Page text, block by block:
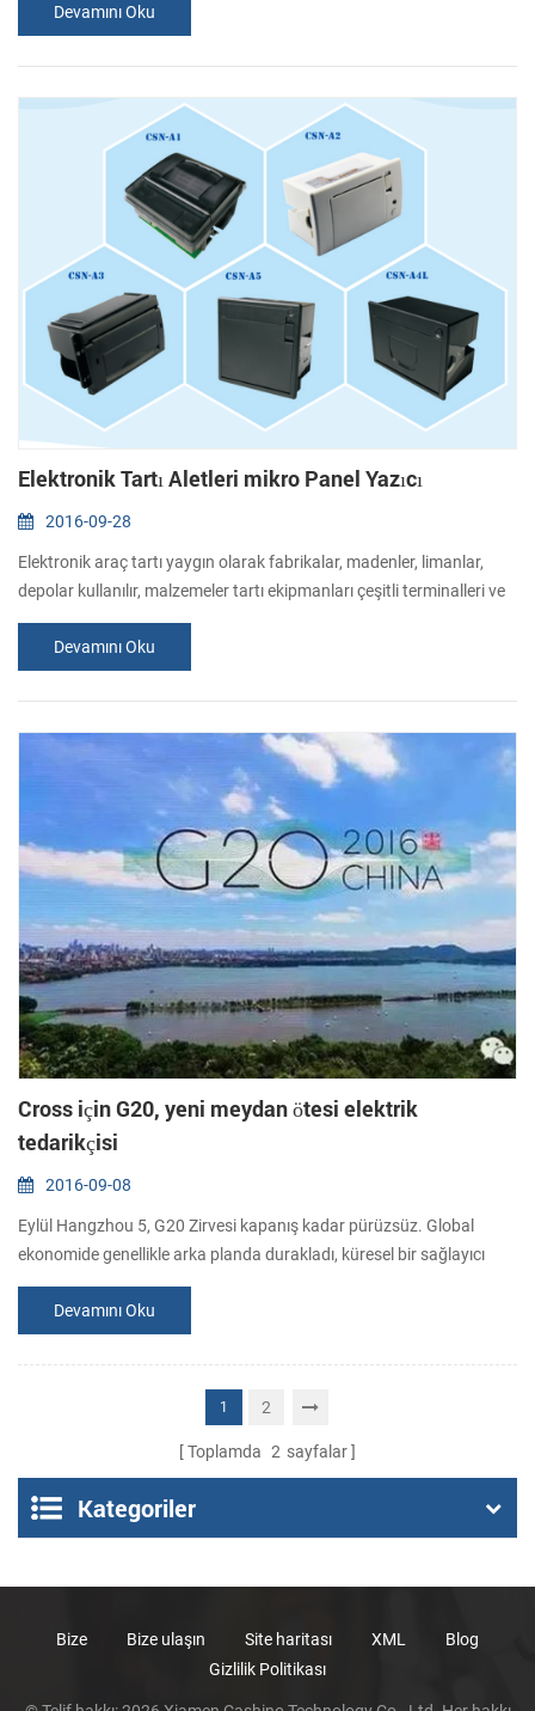
tarafından kabul edilmiştir, sattı fazla 100.000 adet. 1. Zarif ve
Fonksiyonel tasarım (1) Gri, siyah ve beyaz renk isteğe bağlı (2) Mini
kağıt rulo ve şarj edilebilir pil dahil(toplam 235g) boyut...
Devamını Oku
Elektronik Tartı Aletleri mikro Panel Yazıcı
2016-09-28
Elektronik araç tartı yaygın olarak fabrikalar, madenler, limanlar,
depolar kullanılır, malzemeler tartı ekipmanları çeşitli terminalleri ve
diğer sanayi. Elektronik terazi, elektronik kantar, elektronik
demiryolu ölçek dahil olmak üzere, nicel ambalaj ölçekler, çelik
cetveller, vb. genellikle ölçek vücut tarafından, tartı sensörler, tartı
aletleri, mekanik şanzıman ve birkaç parça sınırı. Elektro...
Devamını Oku
Cross için G20, yeni meydan ötesi elektrik
tedarikçisi
2016-09-08
Eylül Hangzhou 5, G20 Zirvesi kapanış kadar pürüzsüz. Global
ekonomide genellikle arka planda durakladı, küresel bir sağlayıcı
tetikledi sadece sınır ötesi elektrik ısınmaya devam ediyor, ama aynı
zamanda iyi getirdi elektronik global sınır ötesi gelişme. İçinde geçen
yıl, küresel ticarette büyümenin yavaşlaması, Çin sınır ötesi elektrik
tedarikçi ihracat artışı da gerilemiş, büyüme oranı hala dah...
Devamını Oku
1 2
Toplamda 2 sayfalar
Kategoriler
Bize Bize ulaşın Site haritası XML
Blog
Gizlilik Politikası